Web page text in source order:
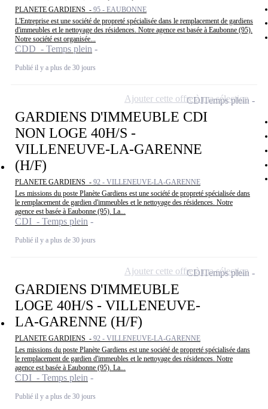
PLANETE GARDIENS - 95 - EAUBONNE
L'Entreprise est une société de propreté spécialisée dans le remplacement de gardiens
d'immeubles et le nettoyage des résidences. Notre agence est basée à Eaubonne (95).
Notre société est organisée...
CDD - Temps plein
Publié il y a plus de 30 jours
GARDIENS D'IMMEUBLE CDI
NON LOGE 40H/S -
VILLENEUVE-LA-GARENNE
(H/F)
PLANETE GARDIENS - 92 - VILLENEUVE-LA-GARENNE
Les missions du poste Planète Gardiens est une société de propreté spécialisée dans
le remplacement de gardien d'immeubles et le nettoyage des résidences. Notre
agence est basée à Eaubonne (95). La...
CDI - Temps plein
Publié il y a plus de 30 jours
CDITemps plein
Ajouter cette offre à ma sélection
GARDIENS D'IMMEUBLE
LOGE 40H/S - VILLENEUVE-
LA-GARENNE (H/F)
PLANETE GARDIENS - 92 - VILLENEUVE-LA-GARENNE
Les missions du poste Planète Gardiens est une société de propreté spécialisée dans
le remplacement de gardien d'immeubles et le nettoyage des résidences. Notre
agence est basée à Eaubonne (95). La...
CDI - Temps plein
Publié il y a plus de 30 jours
CDITemps plein
Ajouter cette offre à ma sélection